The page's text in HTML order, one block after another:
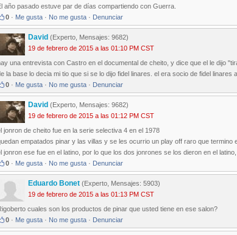
año pasado estuve par de días compartiendo con Guerra.
0 · Me gusta · No me gusta · Denunciar
David (Experto, Mensajes: 9682)
19 de febrero de 2015 a las 01:10 PM CST
una entrevista con Castro en el documental de cheito, y dice que el le dijo
la base lo decia mi tio que si se lo dijo fidel linares. el era socio de fidel linares
0 · Me gusta · No me gusta · Denunciar
David (Experto, Mensajes: 9682)
19 de febrero de 2015 a las 01:12 PM CST
jonron de cheito fue en la serie selectiva 4 en el 1978
empatados pinar y las villas y se les ocurrio un play off raro que termino
jonron ese fue en el latino, por lo que los dos jonrones se los dieron en el
0 · Me gusta · No me gusta · Denunciar
Eduardo Bonet (Experto, Mensajes: 5903)
19 de febrero de 2015 a las 01:13 PM CST
cuales son los productos de pinar que usted tiene en ese salon?
0 · Me gusta · No me gusta · Denunciar